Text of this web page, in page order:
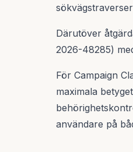
Därutöver
2026-48285)
För Campaign
maximala
användare på